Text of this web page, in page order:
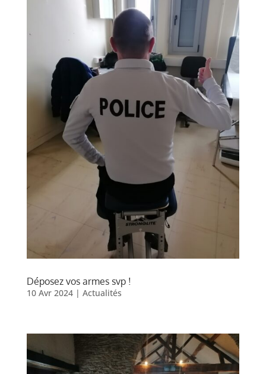
Déposez vos armes svp !
10 Avr 2024| Actualités